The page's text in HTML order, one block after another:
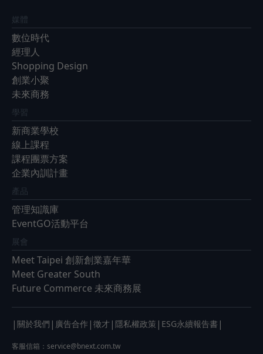
媒體
數位時代
經理人
Shopping Design
創業小聚
未來商務
學習
新商業學校
線上課程
課程團票方案
企業內訓計畫
產品
管理知識庫
EventGO活動平台
展會
Meet Taipei 創新創業嘉年華
Meet Greater South
Future Commerce 未來商務展
| 關於我們 | 廣告合作 | 徵才 | 隱私權政策 | ESG永續報告書 |
客服信箱： service@bnext.com.tw